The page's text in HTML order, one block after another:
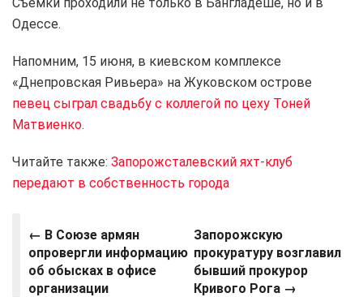
Одессе.
Напомним, 15 июня, в киевском комплексе
«Днепровская Ривьера» на Жуковском острове
певец сыграл свадьбу с коллегой по цеху Тоней
Матвиенко.
Читайте также: Запорожсталевский яхт-клуб
передают в собственность города
← В Союзе армян
опровергли информацию
об обысках в офисе
организации
Запорожскую
прокуратуру возглавил
бывший прокурор
Кривого Рога →